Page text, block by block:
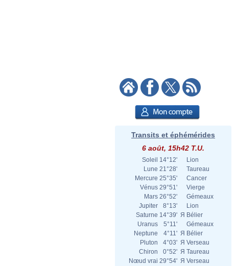
Transits et éphémérides
6 août, 15h42 T.U.
Soleil 14°12'
Lion
Lune 21°28'
Taureau
Mercure 25°35'
Cancer
Vénus 29°51'
Vierge
Mars 26°52'
Gémeaux
Jupiter
8°13'
Lion
Saturne 14°39' Я Bélier
Uranus
5°11'
Gémeaux
Neptune
4°11' Я Bélier
Pluton
4°03' Я Verseau
Chiron
0°52' Я Taureau
Nœud vrai 29°54' Я Verseau